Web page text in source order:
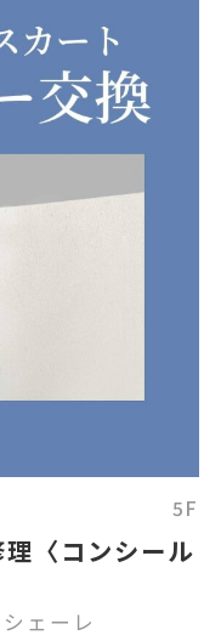
5F
〈コンシール
ェーレ